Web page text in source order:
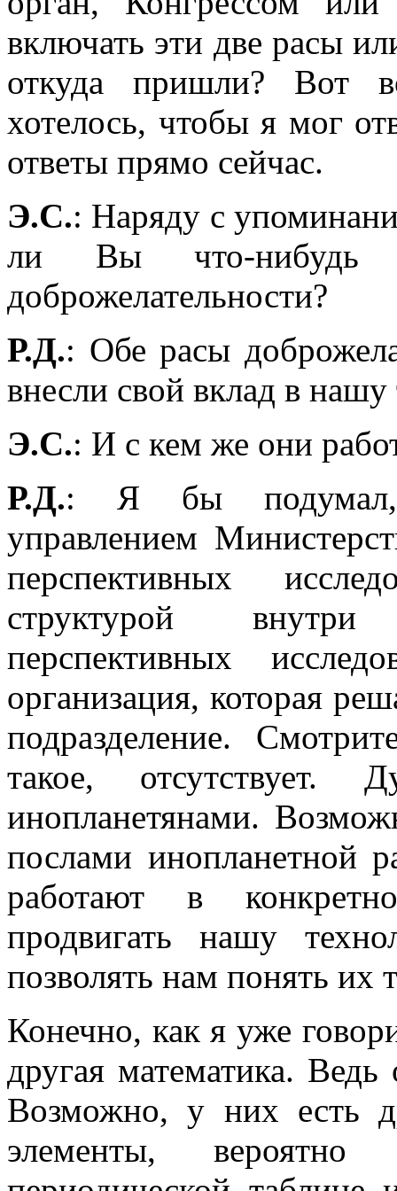
включать эти две расы
откуда пришли? Вот
хотелось, чтобы я мог
ответы прямо сейчас.
Э.С.: Наряду с
ли Вы что-
доброжелательности?
Р.Д.: Обе расы
внесли свой вклад в
Э.С.: И с кем же они
Р.Д.: Я бы подумал,
управлением
перспективных
структурой внутри
перспективных
организация, которая
подразделение.
такое, отсутствует.
инопланетянами.
послами инопланетной
работают в
продвигать нашу
позволять нам понять их
Конечно, как я уже
другая математика.
Возможно, у них есть
элементы,